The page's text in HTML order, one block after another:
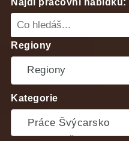
Regiony
Kategorie